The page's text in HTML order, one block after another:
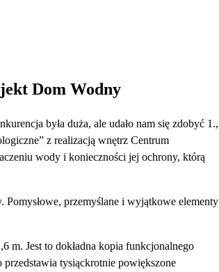
Dom Wodny
była duża, ale udało nam się zdobyć 1.,
z realizacją wnętrz Centrum
wody i konieczności jej ochrony, którą
przemyślane i wyjątkowe elementy
m. Jest to dokładna kopia funkcjonalnego
tysiąckrotnie powiększone